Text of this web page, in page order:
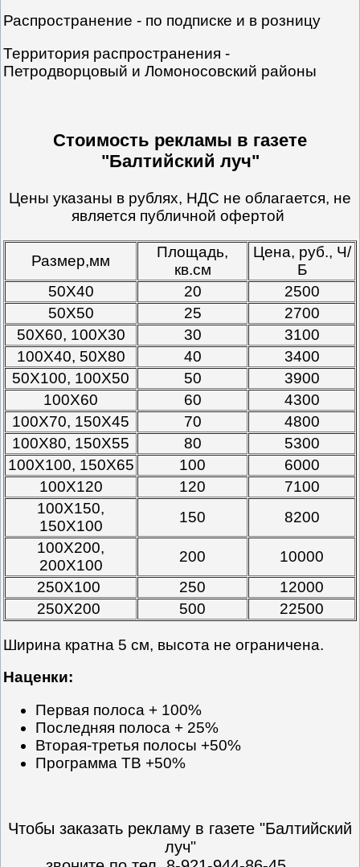
Распространение - по подписке и в розницу
Территория распространения -
Петродворцовый и Ломоносовский районы
Стоимость рекламы в газете
"Балтийский луч"
Цены указаны в рублях, НДС не облагается, не
является публичной офертой
Размер,мм
Площадь,
кв.см
Цена, руб., Ч/
Б
50Х40
20
2500
50Х50
25
2700
50Х60, 100Х30
30
3100
100Х40, 50Х80
40
3400
50Х100, 100Х50
50
3900
100Х60
60
4300
100Х70, 150Х45
70
4800
100Х80, 150Х55
80
5300
100Х100, 150Х65
100
6000
100Х120
120
7100
100Х150,
150Х100
150
8200
100Х200,
200Х100
200
10000
250Х100
250
12000
250Х200
500 22500
Ширина кратна 5 см, высота не ограничена.
Наценки:
Первая полоса + 100%
Последняя полоса + 25%
Вторая-третья полосы +50%
Программа ТВ +50%
Чтобы заказать рекламу в газете "Балтийский
луч"